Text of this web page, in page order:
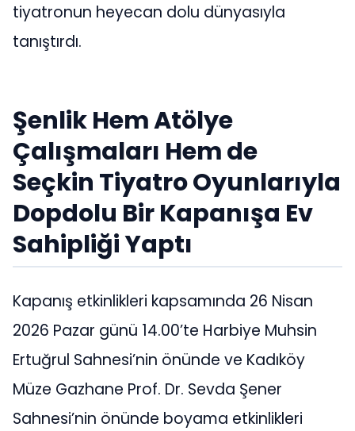
tiyatronun heyecan dolu dünyasıyla
tanıştırdı.
Şenlik Hem Atölye
Çalışmaları Hem de
Seçkin Tiyatro Oyunlarıyla
Dopdolu Bir Kapanışa Ev
Sahipliği Yaptı
Kapanış etkinlikleri kapsamında 26 Nisan
2026 Pazar günü 14.00’te Harbiye Muhsin
Ertuğrul Sahnesi’nin önünde ve Kadıköy
Müze Gazhane Prof. Dr. Sevda Şener
Sahnesi’nin önünde boyama etkinlikleri